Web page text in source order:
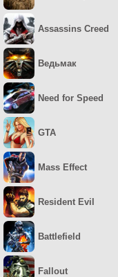
Assassins Creed
Ведьмак
Need for Speed
GTA
Mass Effect
Resident Evil
Battlefield
Fallout